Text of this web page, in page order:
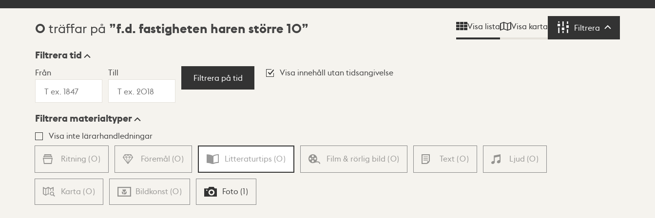
Sökresultat
0 träffar på f.d. fastigheten haren större 10 Visa lista Visa karta Filtrera Filtrera
Visningsläge
Lista Karta
Filtrera tid
Från Till
Filtrera på tid
Visa innehåll utan tidsangivelse
Filtrera materialtyper
Visa inte lärarhandledningar
Ritning (0) Föremål (0) Litteraturtips (0) Film & rörlig bild (0) Text (0) Ljud (0)
Karta (0) Bildkonst (0) Foto (1)